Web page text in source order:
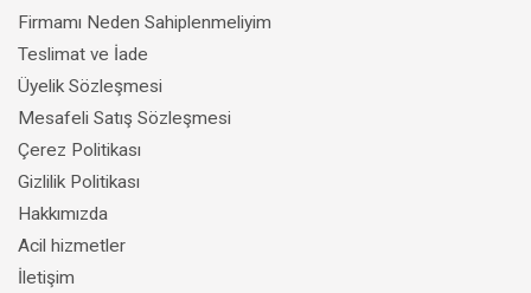
Firmamı Neden Sahiplenmeliyim
Teslimat ve İade
Üyelik Sözleşmesi
Mesafeli Satış Sözleşmesi
Çerez Politikası
Gizlilik Politikası
Hakkımızda
Acil hizmetler
İletişim